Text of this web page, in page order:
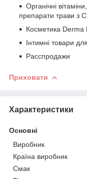
Органічні
препарати трави з
Косметика Derma
Інтимні товари
Расспродажи
Приховати
Характеристики
Основні
Виробник
Країна виробник
Смак